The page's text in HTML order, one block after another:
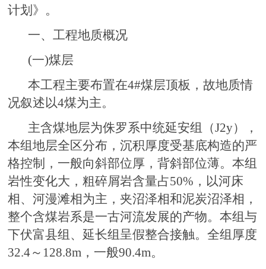
计划》。
一、工程地质概况
(一)煤层
本工程主要布置在4#煤层顶板，故地质情
况叙述以4煤为主。
主含煤地层为侏罗系中统延安组（J2y），
本组地层全区分布，沉积厚度受基底构造的严
格控制，一般向斜部位厚，背斜部位薄。本组
岩性变化大，粗碎屑岩含量占50%，以河床
相、河漫滩相为主，夹沼泽相和泥炭沼泽相，
整个含煤岩系是一古河流发展的产物。本组与
下伏富县组、延长组呈假整合接触。全组厚度
32.4～128.8m，一般90.4m。